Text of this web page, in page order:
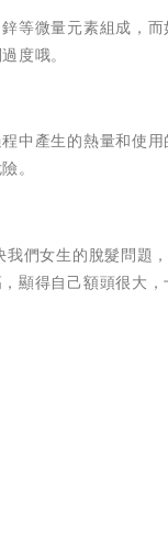
等微量元素組成，
度哦。
中產生的熱量和使
。
們女生的脫髮問題
顯得自己額頭很大